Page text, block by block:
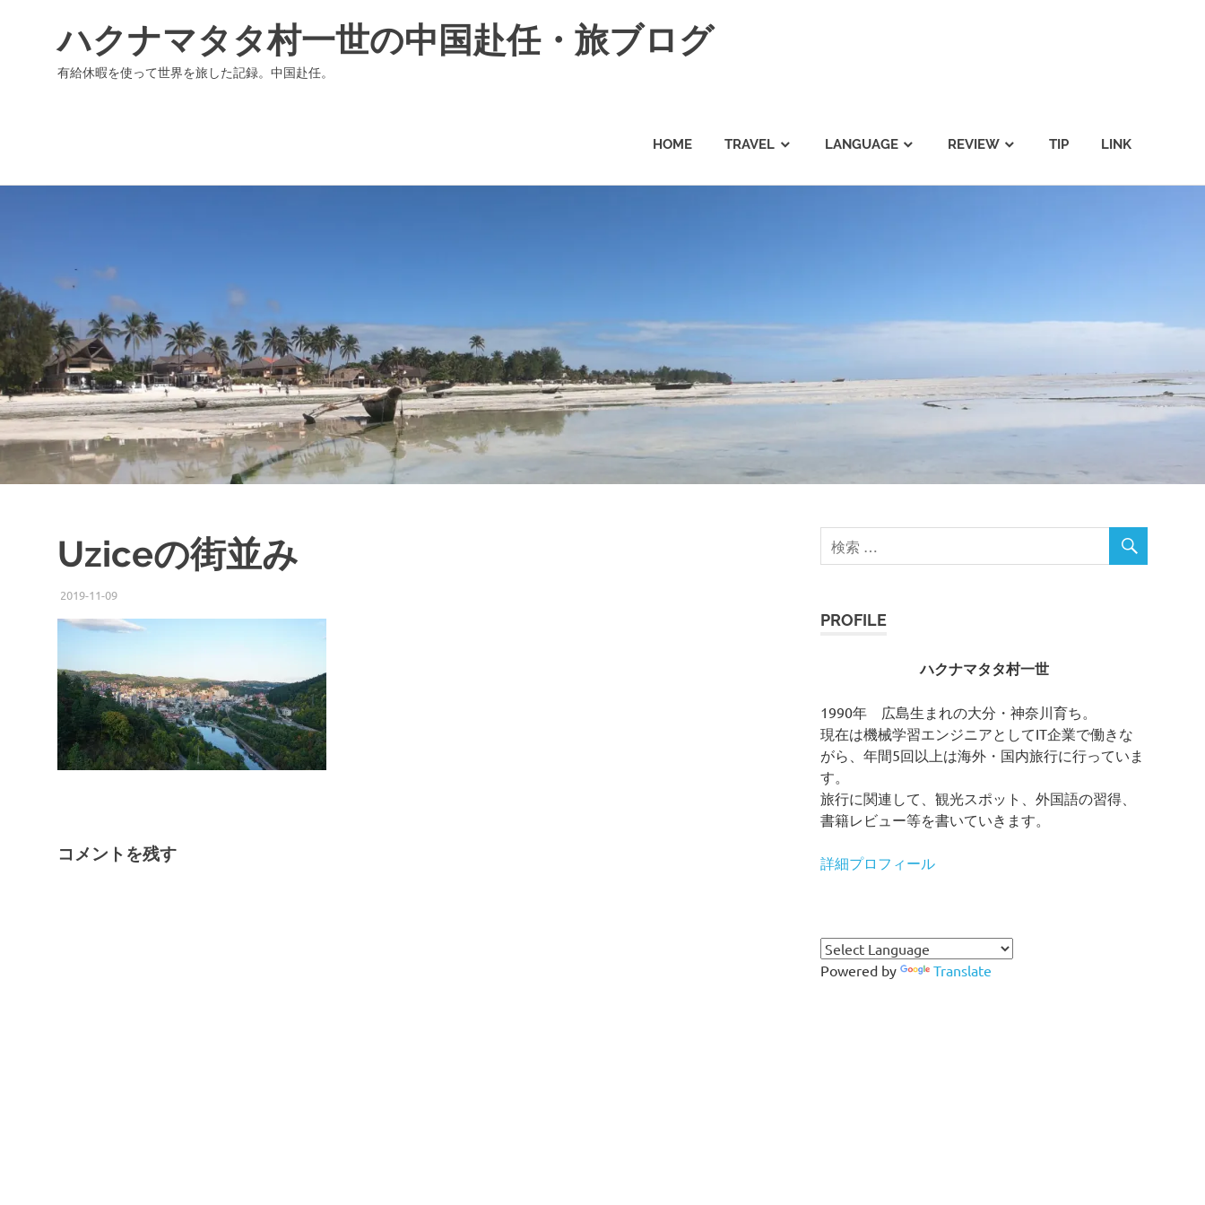
ツ
へ
キ
ッ
プ
ハクナマタタ村一世の中国赴任・旅ブログ
有給休暇を使って世界を旅した記録。中国赴任。
HOME TRAVEL LANGUAGE REVIEW TIP LINK
Uziceの街並み
2019-11-09ISSEI
コメントを残す
PROFILE
ハクナマタタ村一世
1990年 広島生まれの大分・神奈川育ち。
現在は機械学習エンジニアとしてIT企業で働きな
がら、年間5回以上は海外・国内旅行に行っていま
す。
旅行に関連して、観光スポット、外国語の習得、
書籍レビュー等を書いていきます。
詳細プロフィール
Powered by Translate